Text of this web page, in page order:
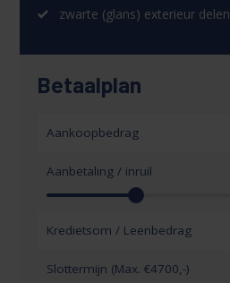
zwarte (glans) exterieur delen
Betaalplan
Aankoopbedrag
Aanbetaling / inruil
Kredietsom / Leenbedrag
Slottermijn (Max. €4700 ,-)